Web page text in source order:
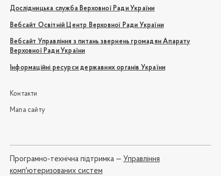
Дослідницька служба Верховної Ради України
Вебсайт Освітній Центр Верховної Ради України
Вебсайт Управління з питань звернень громадян Апарату
Верховної Ради України
Інформаційні ресурси державних органів України
Контакти
Мапа сайту
Програмно-технічна підтримка — Управління
комп'ютеризованих систем